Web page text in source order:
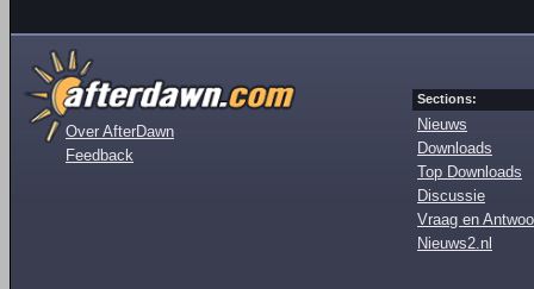
Over AfterDawn
Feedback
Sections:
Nieuws
Downloads
Top Downloads
Discussie
Vraag en
Nieuws2.nl